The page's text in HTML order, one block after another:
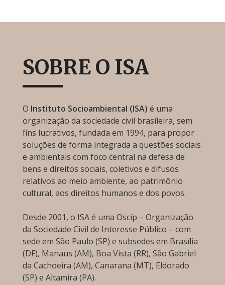
SOBRE O ISA
O Instituto Socioambiental (ISA) é uma
organização da sociedade civil brasileira, sem
fins lucrativos, fundada em 1994, para propor
soluções de forma integrada a questões sociais
e ambientais com foco central na defesa de
bens e direitos sociais, coletivos e difusos
relativos ao meio ambiente, ao patrimônio
cultural, aos direitos humanos e dos povos.
Desde 2001, o ISA é uma Oscip – Organização
da Sociedade Civil de Interesse Público – com
sede em São Paulo (SP) e subsedes em Brasília
(DF), Manaus (AM), Boa Vista (RR), São Gabriel
da Cachoeira (AM), Canarana (MT), Eldorado
(SP) e Altamira (PA).